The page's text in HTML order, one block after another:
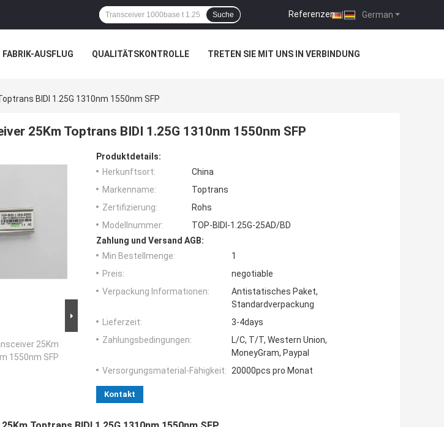
German
Referenzen |
Suche
FABRIK-AUSFLUG QUALITÄTSKONTROLLE TRETEN SIE MIT UNS IN VERBINDUNG
BIDI 1.25G 1310nm 1550nm SFP
25Km Toptrans BIDI 1.25G 1310nm 1550nm SFP
25Km
1550nm SFP
Produktdetails:
Herkunftsort:
China
Markenname:
Toptrans
Zertifizierung:
Rohs
Modellnummer:
TOP-BIDI-1.25G-25AD/BD
Zahlung und Versand AGB:
Min Bestellmenge:
1
Preis:
negotiable
Verpackung Informationen:
Antistatisches Paket,
Standardverpackung
Lieferzeit:
3-4days
Zahlungsbedingungen:
L/C, T/T, Western Union,
MoneyGram, Paypal
Versorgungsmaterial-Fähigkeit: 20000pcs pro Monat
Kontakt